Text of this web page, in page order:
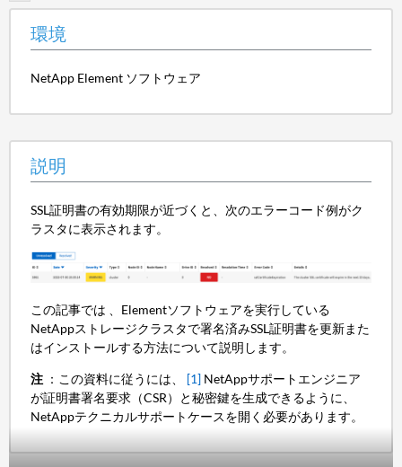
環境
NetApp Element ソフトウェア
説明
SSL証明書の有効期限が近づくと、次のエラーコード例がク
ラスタに表示されます。
この記事では 、Elementソフトウェアを実行している
NetAppストレージクラスタで署名済みSSL証明書を更新また
はインストールする方法について説明します。
注：この資料に従うには、 [1]NetAppサポートエンジニア
が証明書署名要求（CSR）と秘密鍵を生成できるように、
NetAppテクニカルサポートケースを開く必要があります。